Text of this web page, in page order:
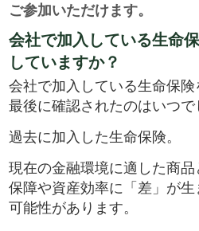
ご参加いただけます。
会社で加入している生命
していますか？
会社で加入している生命保険
最後に確認されたのはいつで
過去に加入した生命保険。
現在の金融環境に適した商品
保障や資産効率に「差」が生
可能性があります。